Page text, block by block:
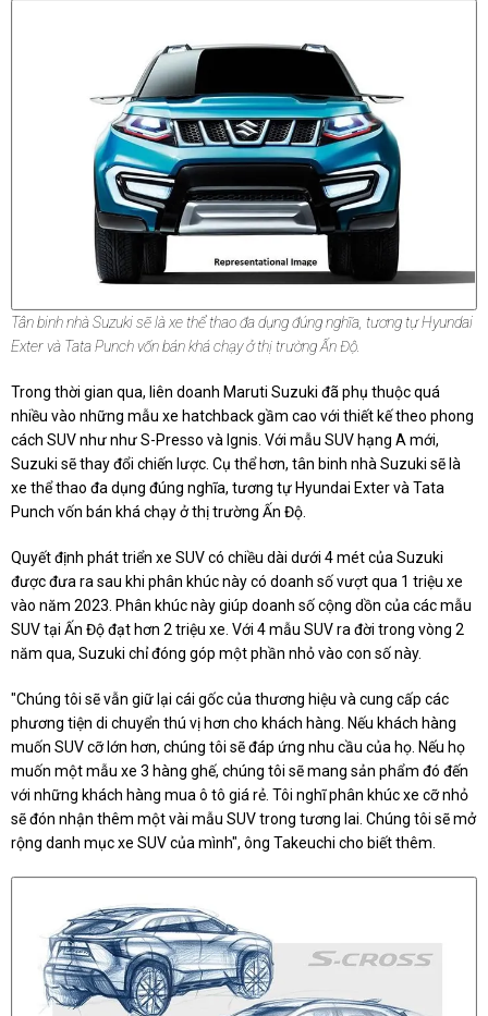
Tân binh nhà Suzuki sẽ là xe thể thao đa dụng đúng nghĩa, tương tự Hyundai
Exter và Tata Punch vốn bán khá chạy ở thị trường Ấn Độ.
Trong thời gian qua, liên doanh Maruti Suzuki đã phụ thuộc quá
nhiều vào những mẫu xe hatchback gầm cao với thiết kế theo phong
cách SUV như như S-Presso và Ignis. Với mẫu SUV hạng A mới,
Suzuki sẽ thay đổi chiến lược. Cụ thể hơn, tân binh nhà Suzuki sẽ là
xe thể thao đa dụng đúng nghĩa, tương tự Hyundai Exter và Tata
Punch vốn bán khá chạy ở thị trường Ấn Độ.
Quyết định phát triển xe SUV có chiều dài dưới 4 mét của Suzuki
được đưa ra sau khi phân khúc này có doanh số vượt qua 1 triệu xe
vào năm 2023. Phân khúc này giúp doanh số cộng dồn của các mẫu
SUV tại Ấn Độ đạt hơn 2 triệu xe. Với 4 mẫu SUV ra đời trong vòng 2
năm qua, Suzuki chỉ đóng góp một phần nhỏ vào con số này.
"Chúng tôi sẽ vẫn giữ lại cái gốc của thương hiệu và cung cấp các
phương tiện di chuyển thú vị hơn cho khách hàng. Nếu khách hàng
muốn SUV cỡ lớn hơn, chúng tôi sẽ đáp ứng nhu cầu của họ. Nếu họ
muốn một mẫu xe 3 hàng ghế, chúng tôi sẽ mang sản phẩm đó đến
với những khách hàng mua ô tô giá rẻ. Tôi nghĩ phân khúc xe cỡ nhỏ
sẽ đón nhận thêm một vài mẫu SUV trong tương lai. Chúng tôi sẽ mở
rộng danh mục xe SUV của mình", ông Takeuchi cho biết thêm.